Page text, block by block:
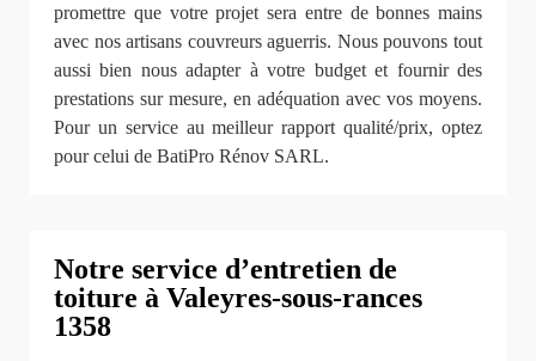
promettre que votre projet sera entre de bonnes mains
avec nos artisans couvreurs aguerris. Nous pouvons tout
aussi bien nous adapter à votre budget et fournir des
prestations sur mesure, en adéquation avec vos moyens.
Pour un service au meilleur rapport qualité/prix, optez
pour celui de BatiPro Rénov SARL.
Notre service d’entretien de
toiture à Valeyres-sous-rances
1358